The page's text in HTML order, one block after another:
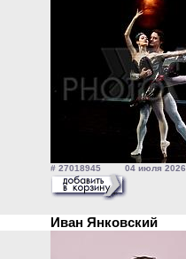
# 27018945 04 июля 2026
Иван Янковский